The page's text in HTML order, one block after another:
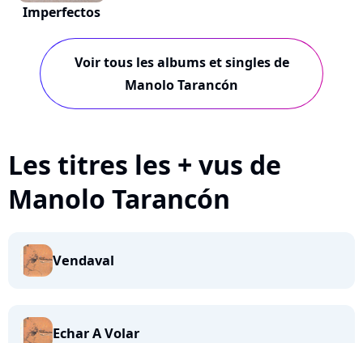
Imperfectos
Voir tous les albums et singles de
Manolo Tarancón
Les titres les + vus de
Manolo Tarancón
Vendaval
Echar A Volar